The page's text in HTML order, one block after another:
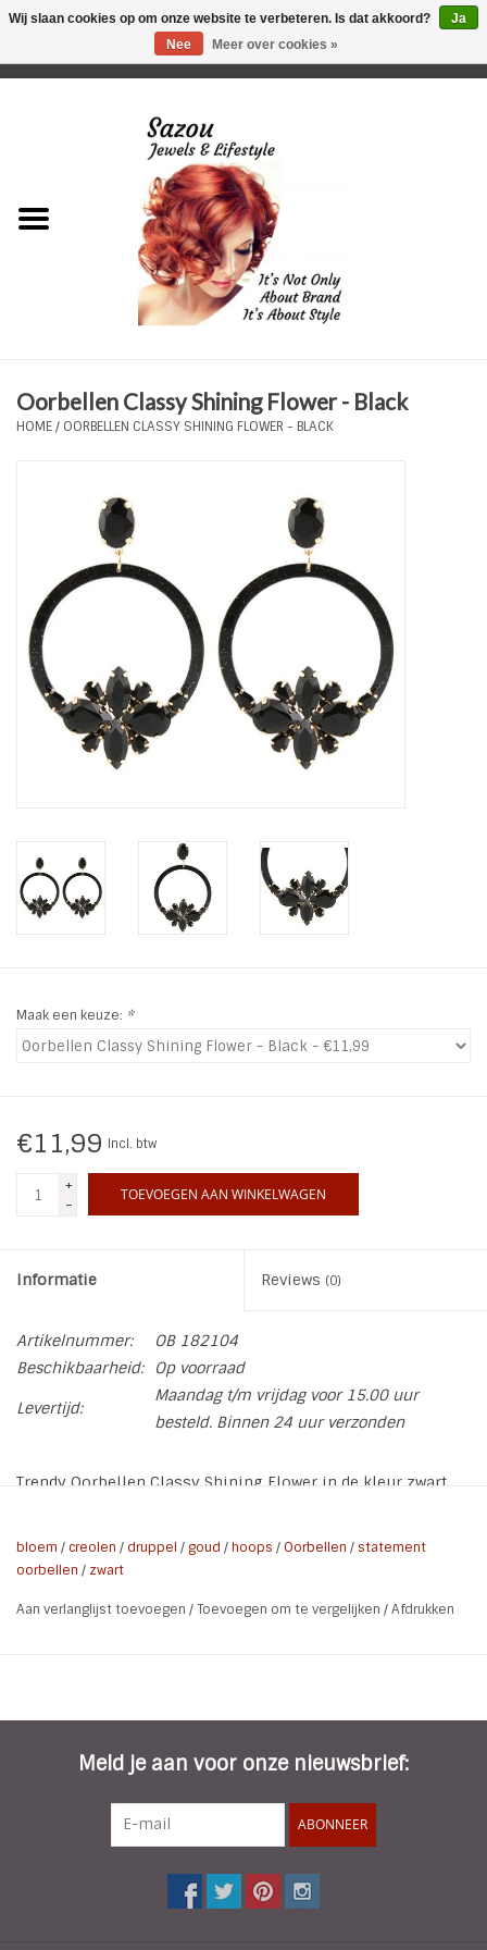
Just for Him
Plus Size Sieraden
Tassen en meer
Haaraccesoires
Zonnebrillen
Fashion
ON THE BEACH
Ohlala Jewels
INSPIRATIE
Blog
Oorbellen Classy Shining Flower - Black
HOME/ OORBELLEN CLASSY SHINING FLOWER - BLACK
Maak een keuze: *
€11,99 Incl. btw
+
-
TOEVOEGEN AAN WINKELWAGEN
Informatie Reviews (0)
Artikelnummer:
OB 182104
Beschikbaarheid:
Op voorraad
Levertijd:
Maandag t/m vrijdag voor 15.00 uur
besteld. Binnen 24 uur verzonden
Trendy Oorbellen Classy Shining Flower in de kleur zwart
* Soor: Oorstekers
* Kleur: Zwart | Goud
* Materiaal: Metaal | Koper | Hars | Crystal
bloem /creolen / druppel / goud /hoops /Oorbellen /statement
oorbellen / zwart
Aan verlanglijst toevoegen /Toevoegen om te vergelijken /Afdrukken
Meld je aan voor onze nieuwsbrief:
ABONNEER
Wij slaan cookies op om onze website te verbeteren. Is dat akkoord?
Ja
Nee
Meer over cookies »